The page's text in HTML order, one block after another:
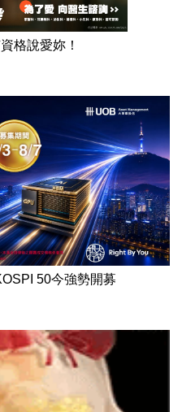
格說愛妳！
50今強勢開募